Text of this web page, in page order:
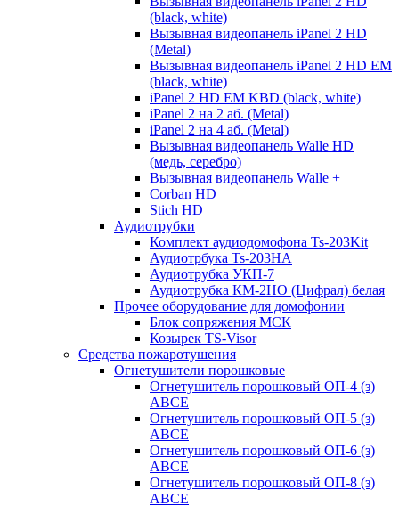
(black, white)
Вызывная видеопанель iPanel 2 HD
(Metal)
Вызывная видеопанель iPanel 2 HD EM
(black, white)
iPanel 2 HD EM KBD (black, white)
iPanel 2 на 2 аб. (Metal)
iPanel 2 на 4 аб. (Metal)
Вызывная видеопанель Walle HD
(медь, серебро)
Вызывная видеопанель Walle +
Corban HD
Stich HD
Аудиотрубки
Комплект аудиодомофона Ts-203Kit
Аудиотрбука Ts-203HA
Аудиотрубка УКП-7
Аудиотрубка КМ-2НО (Цифрал) белая
Прочее оборудование для домофонии
Блок сопряжения МСК
Козырек TS-Visor
Средства пожаротушения
Огнетушители порошковые
Огнетушитель порошковый ОП-4 (з)
АВСЕ
Огнетушитель порошковый ОП-5 (з)
АВСЕ
Огнетушитель порошковый ОП-6 (з)
АВСЕ
Огнетушитель порошковый ОП-8 (з)
АВСЕ